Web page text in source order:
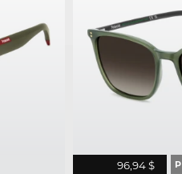
96,94 $ P